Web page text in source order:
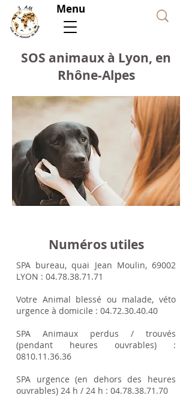
Menu
Numéros utiles
SPA bureau, quai Jean Moulin, 69002
LYON : 04.78.38.71.71
Votre Animal blessé ou malade, véto
urgence à domicile : 04.72.30.40.40
SPA Animaux perdus / trouvés
(pendant heures ouvrables) :
0810.11.36.36
SPA urgence (en dehors des heures
ouvrables) 24 h / 24 h : 04.78.38.71.70
SOS animaux à Lyon, en
Rhône-Alpes